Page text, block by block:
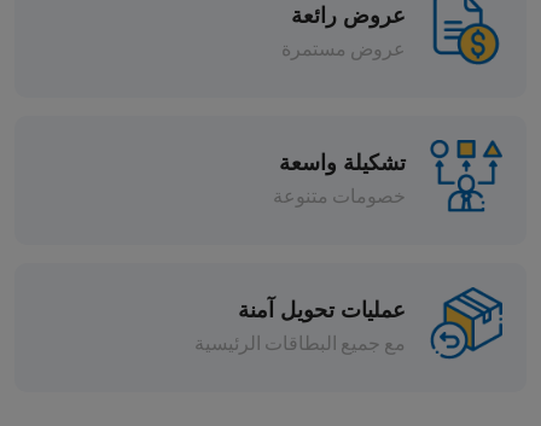
عروض رائعة
عروض مستمرة
تشكيلة واسعة
خصومات متنوعة
عمليات تحويل آمنة
مع جميع البطاقات الرئيسية